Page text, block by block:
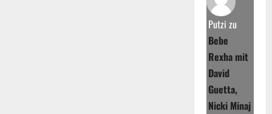
Putzi zu
Bebe
Rexha mit
David
Guetta,
Nicki Minaj